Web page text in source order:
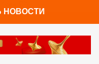
НОВОСТИ